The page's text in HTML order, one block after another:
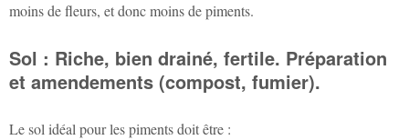
moins de fleurs, et donc moins de piments.
Sol : Riche, bien drainé, fertile. Préparation
et amendements (compost, fumier).
Le sol idéal pour les piments doit être :